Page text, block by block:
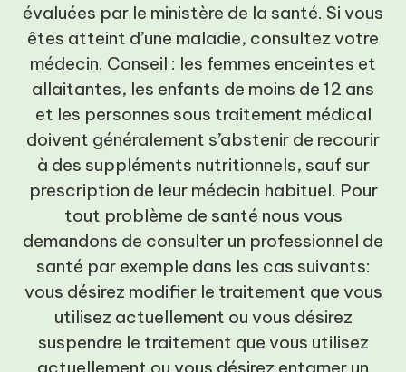
évaluées par le ministère de la santé. Si vous
êtes atteint d’une maladie, consultez votre
médecin. Conseil : les femmes enceintes et
allaitantes, les enfants de moins de 12 ans
et les personnes sous traitement médical
doivent généralement s’abstenir de recourir
à des suppléments nutritionnels, sauf sur
prescription de leur médecin habituel. Pour
tout problème de santé nous vous
demandons de consulter un professionnel de
santé par exemple dans les cas suivants:
vous désirez modifier le traitement que vous
utilisez actuellement ou vous désirez
suspendre le traitement que vous utilisez
actuellement ou vous désirez entamer un